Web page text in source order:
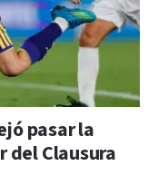
pasar la
del Clausura